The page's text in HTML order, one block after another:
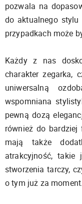
pozwala na
do aktualnego
przypadkach może
Każdy z nas
charakter zegarka,
uniwersalną
wspomniana
pewną dozą
również do
mają także
atrakcyjność, takie
stworzenia tarczy,
o tym już za moment.